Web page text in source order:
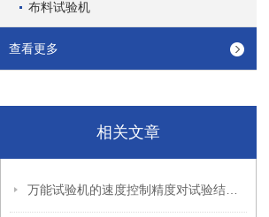
布料试验机
查看更多
相关文章